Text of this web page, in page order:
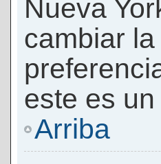
Nueva
cambiar
este es
Arriba